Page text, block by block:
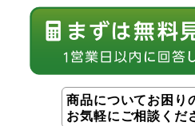
商品についてお困り
お気軽にご相談くだ